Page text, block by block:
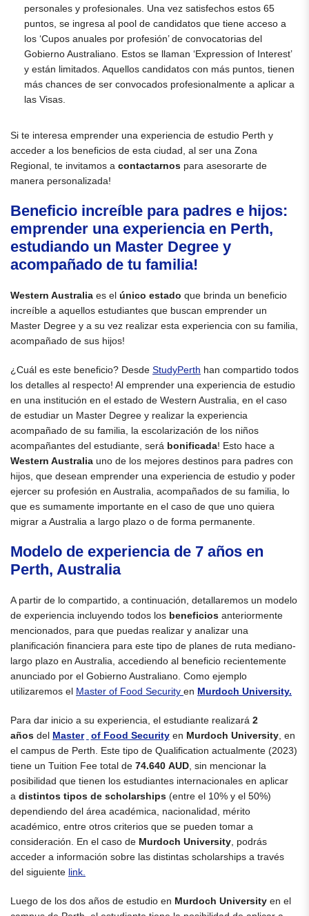
personales y profesionales. Una vez satisfechos estos 65
puntos, se ingresa al pool de candidatos que tiene acceso a
los ‘Cupos anuales por profesión’ de convocatorias del
Gobierno Australiano. Estos se llaman ‘Expression of Interest’
y están limitados. Aquellos candidatos con más puntos, tienen
más chances de ser convocados profesionalmente a aplicar a
las Visas.
Si te interesa emprender una experiencia de estudio Perth y
acceder a los beneficios de esta ciudad, al ser una Zona
Regional, te invitamos a contactarnos para asesorarte de
manera personalizada!
Beneficio increíble para padres e hijos:
emprender una experiencia en Perth,
estudiando un Master Degree y
acompañado de tu familia!
Western Australia es el único estado que brinda un beneficio
increíble a aquellos estudiantes que buscan emprender un
Master Degree y a su vez realizar esta experiencia con su familia,
acompañado de sus hijos!
¿Cuál es este beneficio? Desde StudyPerth han compartido todos
los detalles al respecto! Al emprender una experiencia de estudio
en una institución en el estado de Western Australia, en el caso
de estudiar un Master Degree y realizar la experiencia
acompañado de su familia, la escolarización de los niños
acompañantes del estudiante, será bonificada! Esto hace a
Western Australia uno de los mejores destinos para padres con
hijos, que desean emprender una experiencia de estudio y poder
ejercer su profesión en Australia, acompañados de su familia, lo
que es sumamente importante en el caso de que uno quiera
migrar a Australia a largo plazo o de forma permanente.
Modelo de experiencia de 7 años en
Perth, Australia
A partir de lo compartido, a continuación, detallaremos un modelo
de experiencia incluyendo todos los beneficios anteriormente
mencionados, para que puedas realizar y analizar una
planificación financiera para este tipo de planes de ruta mediano-
largo plazo en Australia, accediendo al beneficio recientemente
anunciado por el Gobierno Australiano. Como ejemplo
utilizaremos el Master of Food Security en Murdoch University.
Para dar inicio a su experiencia, el estudiante realizará 2
años del Master of Food Securityen Murdoch University, en
el campus de Perth. Este tipo de Qualification actualmente (2023)
tiene un Tuition Fee total de 74.640 AUD , sin mencionar la
posibilidad que tienen los estudiantes internacionales en aplicar
a distintos tipos de scholarships (entre el 10% y el 50%)
dependiendo del área académica, nacionalidad, mérito
académico, entre otros criterios que se pueden tomar a
consideración. En el caso de Murdoch University , podrás
acceder a información sobre las distintas scholarships a través
del siguiente link
Luego de los dos años de estudio en Murdoch University en el